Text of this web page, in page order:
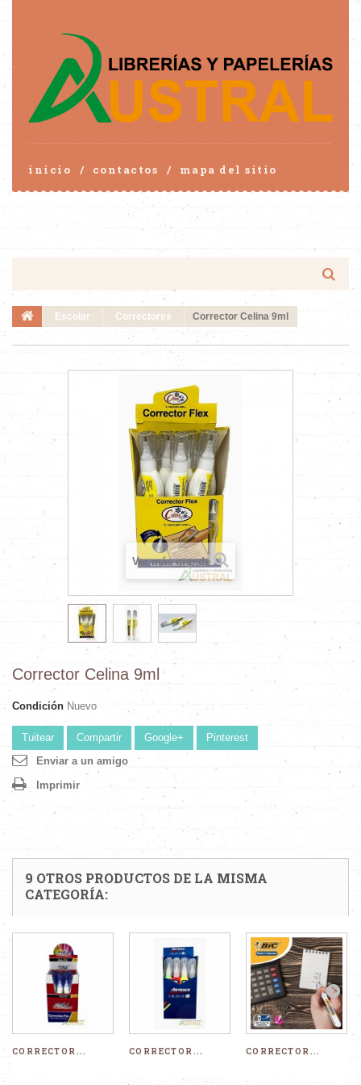
inicio contactos mapa del sitio
Escolar Correctores Corrector Celina 9ml
Ver más grande
Corrector Celina 9ml
Condición Nuevo
Tuitear Compartir Google+
Pinterest
Enviar a un amigo
Imprimir
9 OTROS PRODUCTOS DE LA MISMA
CATEGORÍA:
CORRECTOR... CORRECTOR... CORRECTOR...